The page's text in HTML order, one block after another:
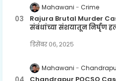
Mahawani Crime
Rajura Brutal Murder
संबंधांच्या संशयातून निर्घृण
डिसेंबर ०६, २०२५
Mahawani